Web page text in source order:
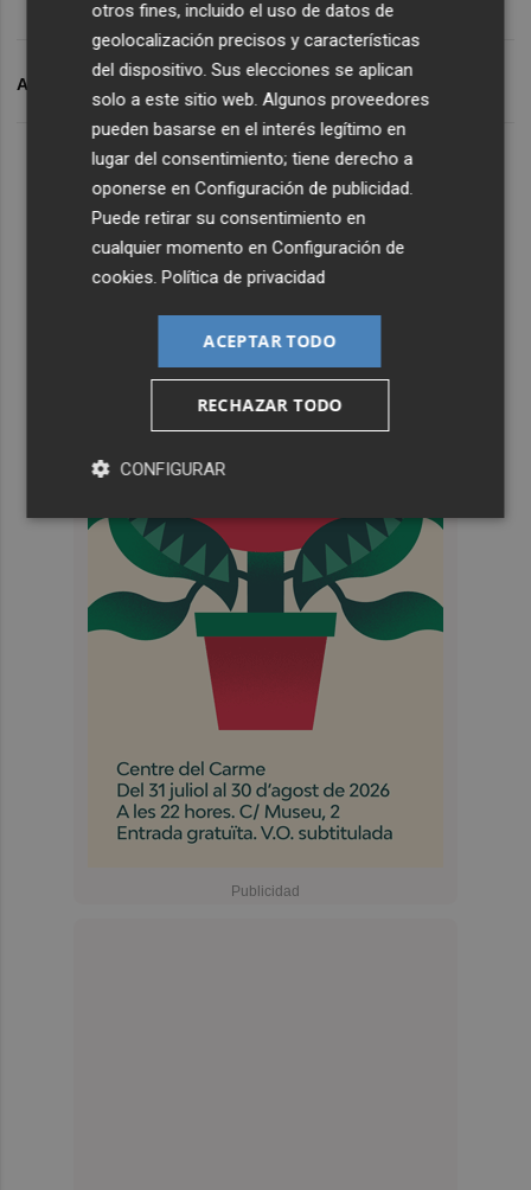
ARCHIVADO EN
otros fines, incluido el uso de datos de
geolocalización precisos y características
del dispositivo. Sus elecciones se aplican
solo a este sitio web. Algunos proveedores
pueden basarse en el interés legítimo en
lugar del consentimiento; tiene derecho a
oponerse enConfiguración de publicidad.
Puede retirar su consentimiento en
cualquier momento enConfiguración de
cookies.Política de privacidad
ACEPTAR TODO
RECHAZAR TODO
CONFIGURAR